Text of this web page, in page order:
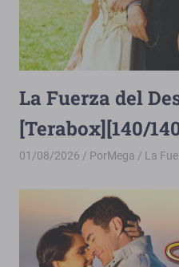
La Fuerza del
[Terabox][140/
01/08/2026 PorMega La